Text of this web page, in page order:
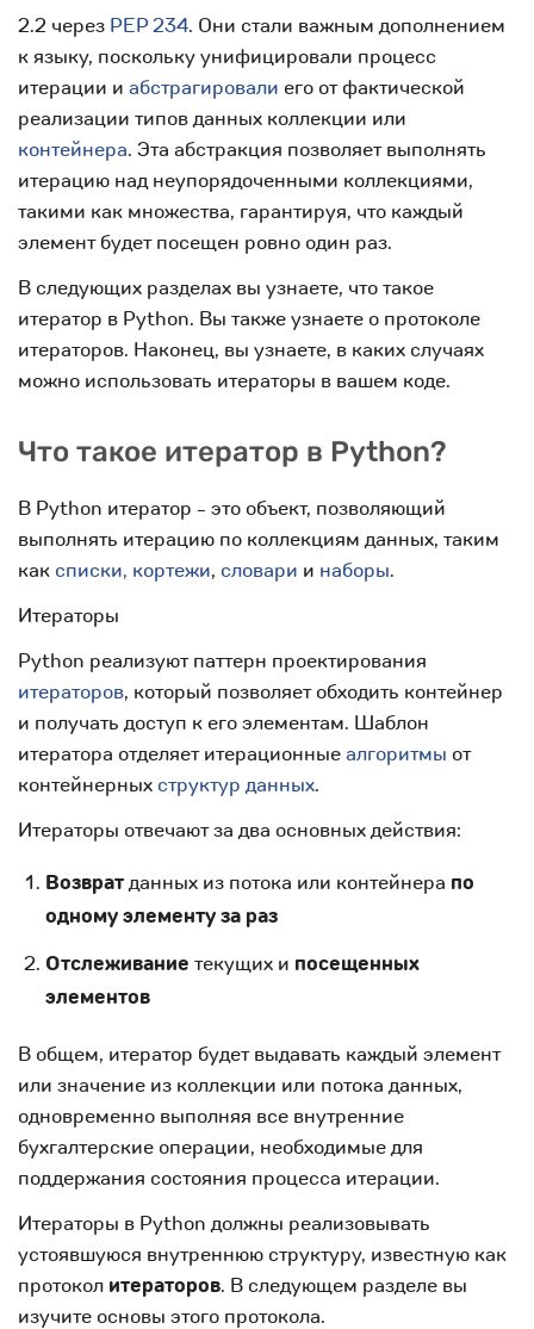
2.2 через PEP 234. Они стали важным дополнением
к языку, поскольку унифицировали процесс
итерации и абстрагировали его от фактической
реализации типов данных коллекции или
контейнера. Эта абстракция позволяет выполнять
итерацию над неупорядоченными коллекциями,
такими как множества, гарантируя, что каждый
элемент будет посещен ровно один раз.
В следующих разделах вы узнаете, что такое
итератор в Python. Вы также узнаете о протоколе
итераторов. Наконец, вы узнаете, в каких случаях
можно использовать итераторы в вашем коде.
Что такое итератор в Python?
В Python итератор - это объект, позволяющий
выполнять итерацию по коллекциям данных, таким
как списки, кортежи, словари и наборы.
Итераторы
Python реализуют паттерн проектирования
итераторов, который позволяет обходить контейнер
и получать доступ к его элементам. Шаблон
итератора отделяет итерационныеалгоритмы от
контейнерных структур данных.
Итераторы отвечают за два основных действия:
Возвратданных из потока или контейнера по
одному элементу за раз
Отслеживание текущих и посещенных
элементов
В общем, итератор будет выдавать каждый элемент
или значение из коллекции или потока данных,
одновременно выполняя все внутренние
бухгалтерские операции, необходимые для
поддержания состояния процесса итерации.
Итераторы в Python должны реализовывать
устоявшуюся внутреннюю структуру, известную как
протокол итераторов. В следующем разделе вы
изучите основы этого протокола.